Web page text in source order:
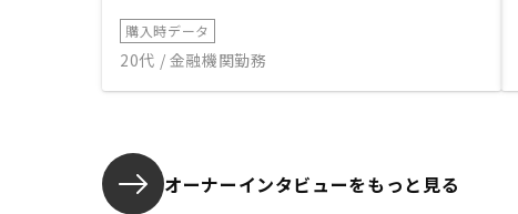
購入時データ
20代 / 金融機関勤務
オーナーインタビューをもっと見る